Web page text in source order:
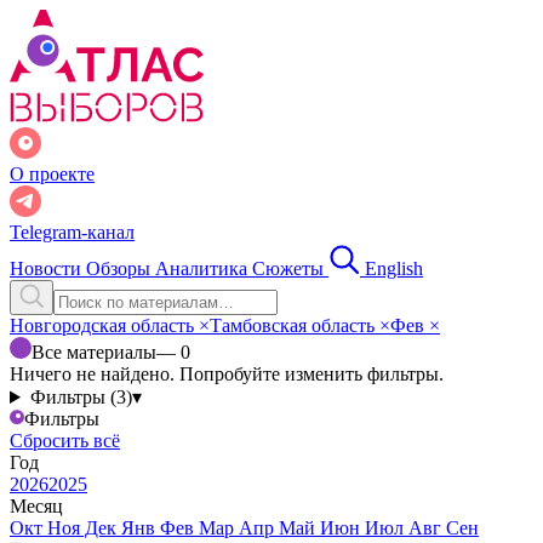
О проекте
Telegram-канал
Новости Обзоры Аналитика Сюжеты English
Новгородская область ×Тамбовская область ×Фев ×
Все материалы— 0
Ничего не найдено. Попробуйте изменить фильтры.
Фильтры (3)▾
Фильтры
Сбросить всё
Год
20262025
Месяц
Окт Ноя Дек Янв Фев Мар Апр Май Июн Июл Авг Сен